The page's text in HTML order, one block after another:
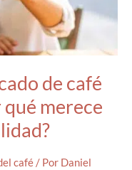
de café
merece
café / Por Daniel